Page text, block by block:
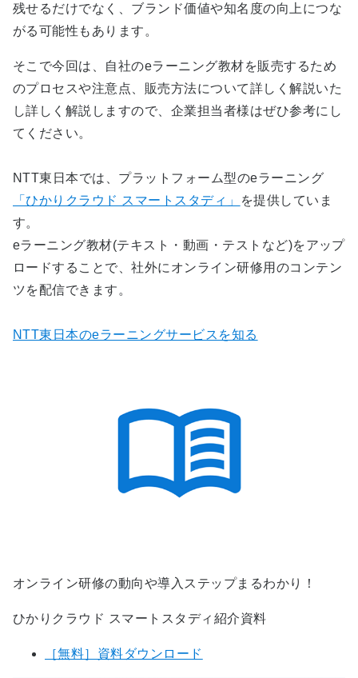
残せるだけでなく、ブランド価値や知名度の向上につな
がる可能性もあります。
そこで今回は、自社のeラーニング教材を販売するため
のプロセスや注意点、販売方法について詳しく解説いた
し詳しく解説しますので、企業担当者様はぜひ参考にし
てください。
NTT東日本では、プラットフォーム型のeラーニング
「ひかりクラウド スマートスタディ」
を提供していま
す。
eラーニング教材(テキスト・動画・テストなど)をアップ
ロードすることで、社外にオンライン研修用のコンテン
ツを配信できます。
NTT東日本のeラーニングサービスを知る
オンライン研修の動向や導入ステップまるわかり！
ひかりクラウド スマートスタディ紹介資料
［無料］資料ダウンロード